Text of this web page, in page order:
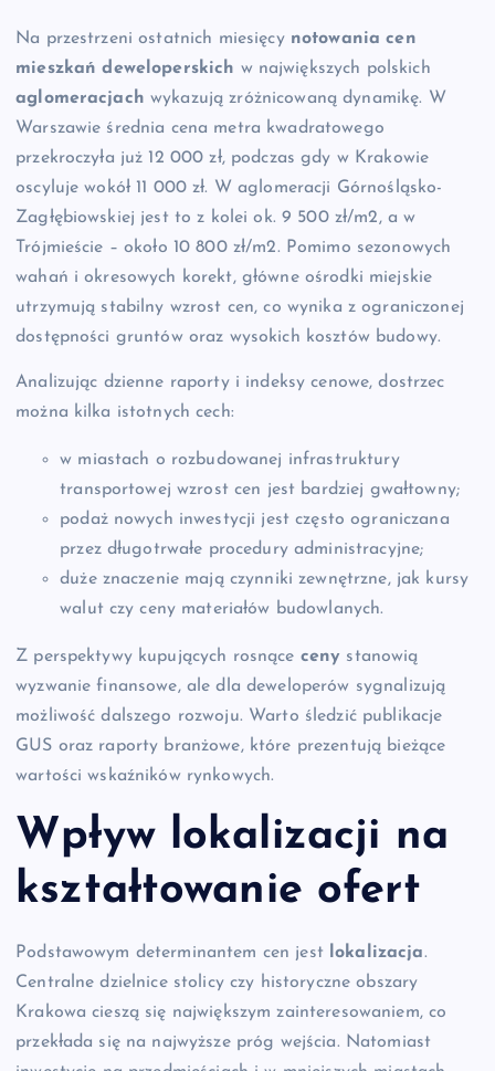
Na przestrzeni ostatnich miesięcy notowania cen
mieszkań deweloperskich w największych polskich
aglomeracjach wykazują zróżnicowaną dynamikę. W
Warszawie średnia cena metra kwadratowego
przekroczyła już 12 000 zł, podczas gdy w Krakowie
oscyluje wokół 11 000 zł. W aglomeracji Górnośląsko-
Zagłębiowskiej jest to z kolei ok. 9 500 zł/m2, a w
Trójmieście – około 10 800 zł/m2. Pomimo sezonowych
wahań i okresowych korekt, główne ośrodki miejskie
utrzymują stabilny wzrost cen, co wynika z ograniczonej
dostępności gruntów oraz wysokich kosztów budowy.
Analizując dzienne raporty i indeksy cenowe, dostrzec
można kilka istotnych cech:
w miastach o rozbudowanej infrastruktury
transportowej wzrost cen jest bardziej gwałtowny;
podaż nowych inwestycji jest często ograniczana
przez długotrwałe procedury administracyjne;
duże znaczenie mają czynniki zewnętrzne, jak kursy
walut czy ceny materiałów budowlanych.
Z perspektywy kupujących rosnące ceny stanowią
wyzwanie finansowe, ale dla deweloperów sygnalizują
możliwość dalszego rozwoju. Warto śledzić publikacje
GUS oraz raporty branżowe, które prezentują bieżące
wartości wskaźników rynkowych.
Wpływ lokalizacji na
kształtowanie ofert
Podstawowym determinantem cen jest lokalizacja.
Centralne dzielnice stolicy czy historyczne obszary
Krakowa cieszą się największym zainteresowaniem, co
przekłada się na najwyższe próg wejścia. Natomiast